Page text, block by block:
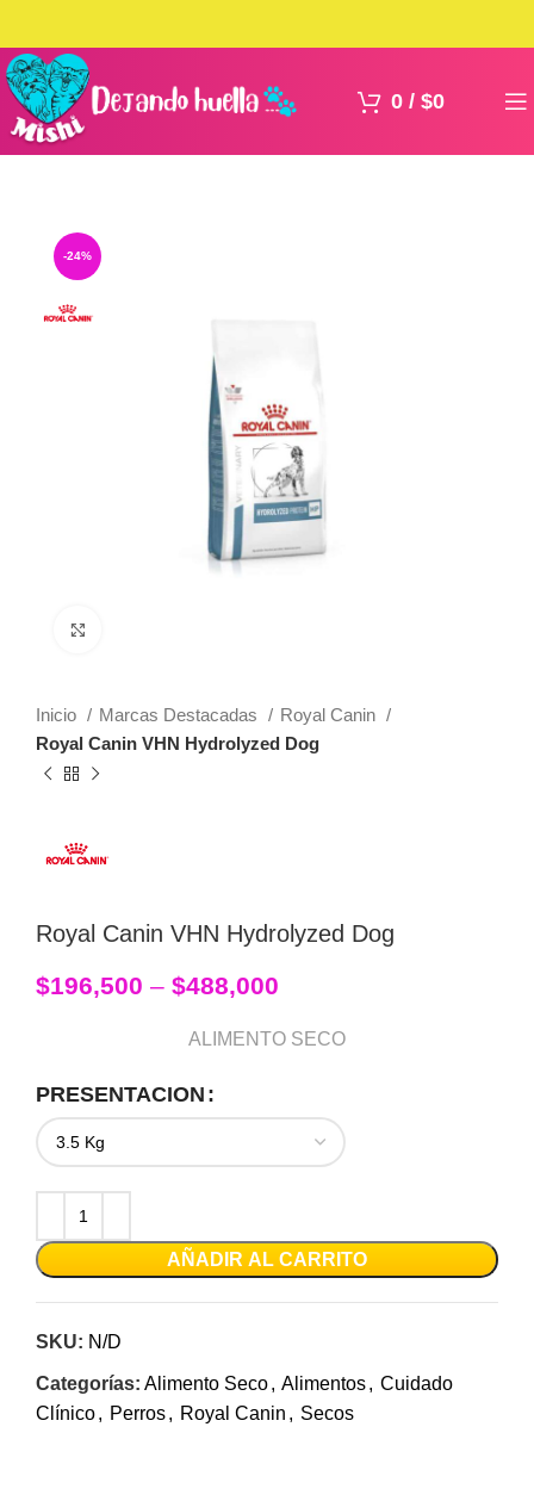
0 / $0
-24%
Inicio Marcas Destacadas
Royal Canin
Royal Canin VHN Hydrolyzed Dog
Royal Canin VHN Hydrolyzed Dog
$196,500 – $488,000
ALIMENTO SECO
PRESENTACION
AÑADIR AL CARRITO
SKU: N/D
Categorías: Alimento Seco, Alimentos, Cuidado
Clínico, Perros, Royal Canin , Secos